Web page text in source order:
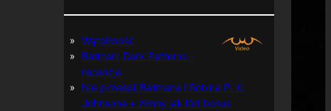
Wątpliwość
Batman: Dark Patterns –
recenzja
Nie prześpij Batmana i Robina P. K.
Johnsona + zimny jak lód bonus